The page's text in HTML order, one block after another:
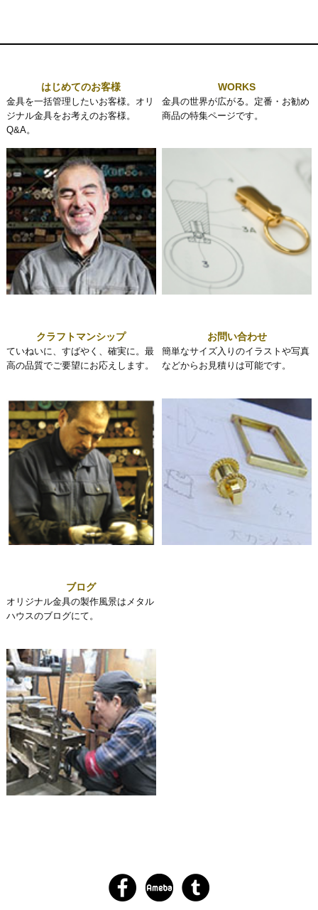
はじめてのお客様
金具を一括管理したいお客様。オリ
ジナル金具をお考えのお客様。
Q&A。
WORKS
金具の世界が広がる。定番・お勧め
商品の特集ページです。
クラフトマンシップ
ていねいに、すばやく、確実に。最
高の品質でご要望にお応えします。
お問い合わせ
簡単なサイズ入りのイラストや写真
などからお見積りは可能です。
ブログ
オリジナル金具の製作風景はメタル
ハウスのブログにて。